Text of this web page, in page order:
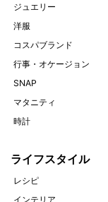
ジュエリー
洋服
コスパブランド
行事・オケージョン
SNAP
マタニティ
時計
ライフスタイル
レシピ
インテリア